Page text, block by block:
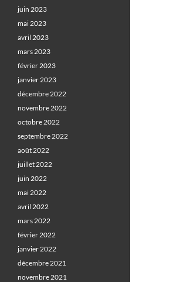
juin 2023
mai 2023
avril 2023
mars 2023
février 2023
janvier 2023
décembre 2022
novembre 2022
octobre 2022
septembre 2022
août 2022
juillet 2022
juin 2022
mai 2022
avril 2022
mars 2022
février 2022
janvier 2022
décembre 2021
novembre 2021